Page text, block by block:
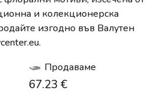
и колекционерска
изгодно във Валутен
Продаваме
67.23 €